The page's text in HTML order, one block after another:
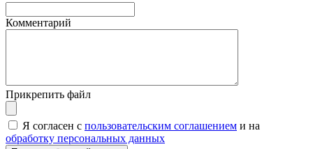
Комментарий
Прикрепить файл
Я согласен с пользовательским соглашением и на
обработку персональных данных